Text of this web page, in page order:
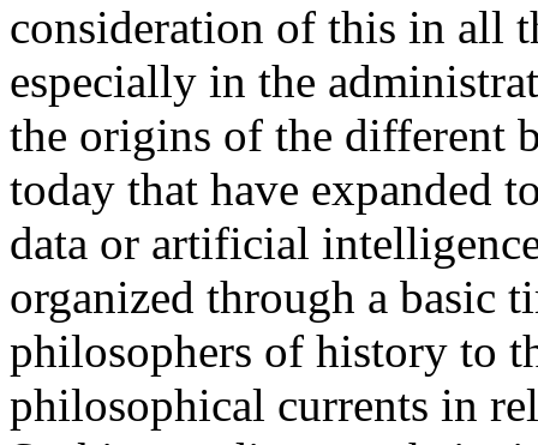
consideration of this in all
especially in the
the origins of the different
today that have expanded
data or artificial
organized through a basic
philosophers of history to
philosophical currents in